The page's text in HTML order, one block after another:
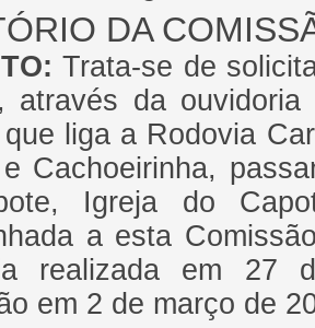
DA
Trata-se de
através da
liga a Rodovia
Cachoeirinha,
Igreja do
a esta
realizada em 27
em 2 de março de